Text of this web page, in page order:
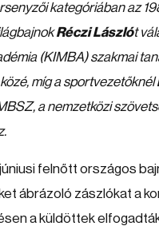
kategóriában az
Réczi Lászlót
(KIMBA) szakmai
míg a sportvezetőknél
a nemzetközi
felnőtt országos
ábrázoló zászlókat a
a küldöttek